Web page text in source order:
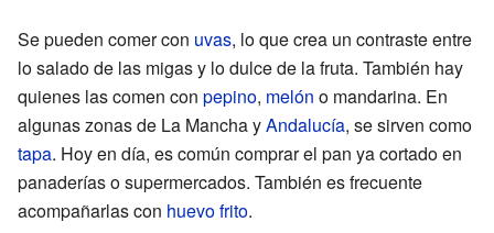
Se pueden comer con uvas, lo que crea un contraste entre
lo salado de las migas y lo dulce de la fruta. También hay
quienes las comen con pepino, melón o mandarina. En
algunas zonas de La Mancha yAndalucía, se sirven como
tapa. Hoy en día, es común comprar el pan ya cortado en
panaderías o supermercados. También es frecuente
acompañarlas con huevo frito.